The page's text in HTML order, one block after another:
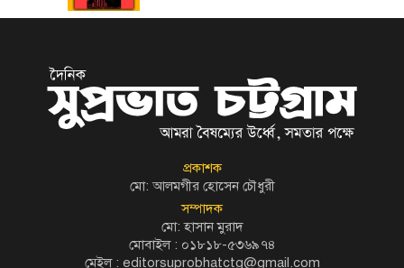
প্রকাশক
মো: আলমগীর হোসেন চৌধুরী
সম্পাদক
মো: হাসান মুরাদ
মোবাইল : ০১৮১৮-৫৩৬৯৭৪
মেইল : editorsuprobhatctg@gmail.com